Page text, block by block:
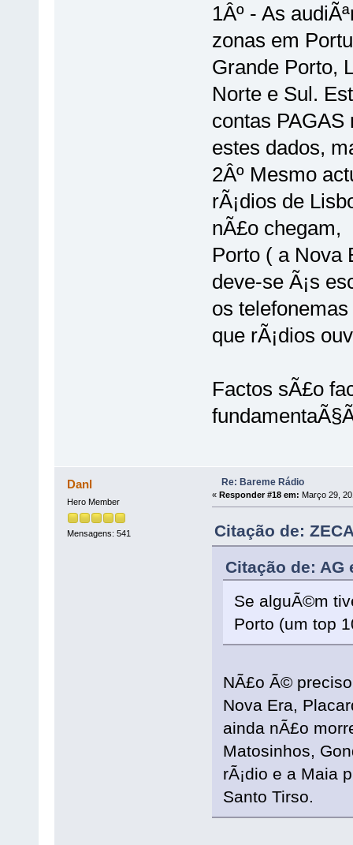
1Âº - As
zonas em
Grande Porto,
Norte e Sul.
contas
estes dados,
2Âº Mesmo
rÃ¡dios de
nÃ£o chegam,
Porto ( a Nova
deve-se Ã¡s
os
que rÃ¡dios
Factos sÃ£o
Danl
Hero Member
Mensagens: 541
Re: Bareme Rádio
« Responder #18 em: Março 29,
Citação de:
Citação de: AG
Se alguÃ©m
Porto (um top
NÃ£o Ã©
Nova Era,
ainda nÃ£o
Matosinhos,
rÃ¡dio e a Maia
Santo Tirso.